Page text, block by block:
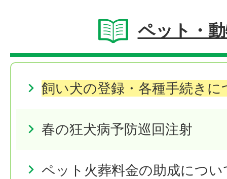
ペット・
飼い犬の登録・各種手続きに
春の狂犬病予防巡回注射
ペット火葬料金の助成につい